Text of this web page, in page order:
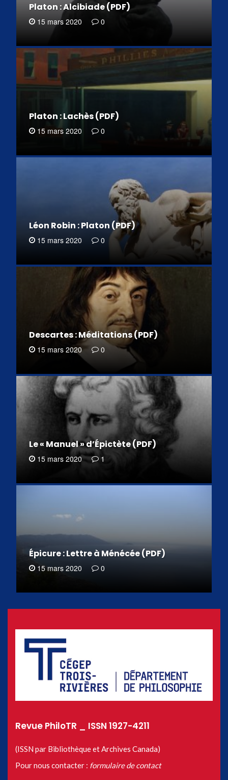
Platon : Alcibiade (PDF)
15 mars 2020 0
Platon : Lachès (PDF)
15 mars 2020 0
Léon Robin : Platon (PDF)
15 mars 2020 0
Descartes : Méditations (PDF)
15 mars 2020 0
Le « Manuel » d’Épictète (PDF)
15 mars 2020 1
Épicure : Lettre à Ménécée (PDF)
15 mars 2020 0
Revue PhiloTR _ ISSN 1927-4211
(ISSN par Bibliothèque et Archives Canada)
Pour nous contacter : formulaire de contact